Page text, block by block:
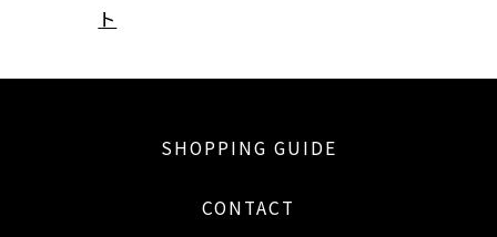
ト
SHOPPING GUIDE
CONTACT